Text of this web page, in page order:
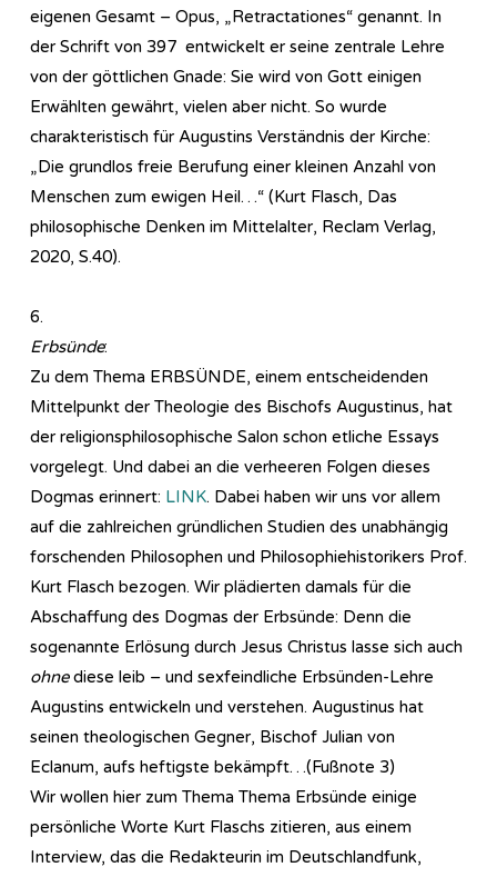
eigenen Gesamt – Opus, „Retractationes“ genannt. In
der Schrift von 397 entwickelt er seine zentrale Lehre
von der göttlichen Gnade: Sie wird von Gott einigen
Erwählten gewährt, vielen aber nicht. So wurde
charakteristisch für Augustins Verständnis der Kirche:
„Die grundlos freie Berufung einer kleinen Anzahl von
Menschen zum ewigen Heil…“ (Kurt Flasch, Das
philosophische Denken im Mittelalter, Reclam Verlag,
2020, S.40).
6.
Erbsünde:
Zu dem Thema ERBSÜNDE, einem entscheidenden
Mittelpunkt der Theologie des Bischofs Augustinus, hat
der religionsphilosophische Salon schon etliche Essays
vorgelegt. Und dabei an die verheeren Folgen dieses
Dogmas erinnert: LINK. Dabei haben wir uns vor allem
auf die zahlreichen gründlichen Studien des unabhängig
forschenden Philosophen und Philosophiehistorikers Prof.
Kurt Flasch bezogen. Wir plädierten damals für die
Abschaffung des Dogmas der Erbsünde: Denn die
sogenannte Erlösung durch Jesus Christus lasse sich auch
ohnediese leib – und sexfeindliche Erbsünden-Lehre
Augustins entwickeln und verstehen. Augustinus hat
seinen theologischen Gegner, Bischof Julian von
Eclanum, aufs heftigste bekämpft…(Fußnote 3)
Wir wollen hier zum Thema Thema Erbsünde einige
persönliche Worte Kurt Flaschs zitieren, aus einem
Interview, das die Redakteurin im Deutschlandfunk,